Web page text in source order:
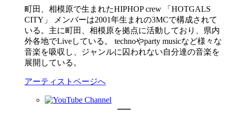
町田、相模原で生まれたHIPHOP crew 「HOTGALS
CITY」 メンバーは2001年生まれの3MCで構成されて
いる。主に町田、相模原を拠点に活動しており、県内
外各地でLiveしている。 technoやparty musicなど様々な
音楽を吸収し、ジャンルに囚われない自分達の音楽を
展開している。
アーティストページへ